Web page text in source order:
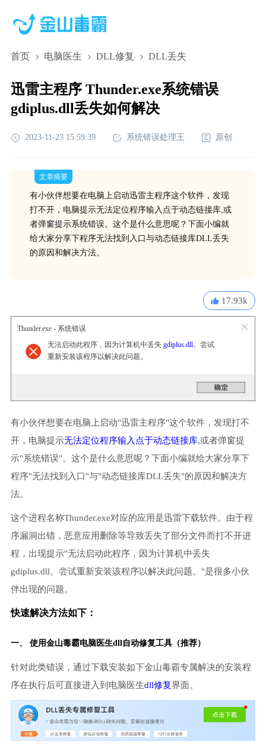
首页 电脑医生 DLL修复 DLL丢失
迅雷主程序 Thunder.exe系统错误
gdiplus.dll丢失如何解决
2023-11-23 15:59:39 系统错误处理王 原创
文章摘要
有小伙伴想要在电脑上启动迅雷主程序这个软件，发现
打不开，电脑提示无法定位程序输入点于动态链接库,或
者弹窗提示系统错误。这个是什么意思呢？下面小编就
给大家分享下程序无法找到入口与动态链接库DLL丢失
的原因和解决方法。
17.93k
Thunder.exe - 系统错误
无法启动此程序，因为计算机中丢失 gdiplus.dll。尝试
重新安装该程序以解决此问题。
有小伙伴想要在电脑上启动"迅雷主程序"这个软件，发现打不
开，电脑提示无法定位程序输入点于动态链接库,或者弹窗提
示"系统错误"。这个是什么意思呢？下面小编就给大家分享下
程序"无法找到入口"与"动态链接库DLL丢失"的原因和解决方
法。
这个进程名称Thunder.exe对应的应用是迅雷下载软件。由于程
序漏洞出错，恶意应用删除等导致丢失了部分文件而打不开进
程，出现提示"无法启动此程序，因为计算机中丢失
gdiplus.dll。尝试重新安装该程序以解决此问题。"是很多小伙
伴出现的问题。
快速解决方法如下：
一、 使用金山毒霸电脑医生dll自动修复工具（推荐）
针对此类错误，通过下载安装如下金山毒霸专属解决的安装程
序在执行后可直接进入到电脑医生dll修复界面。